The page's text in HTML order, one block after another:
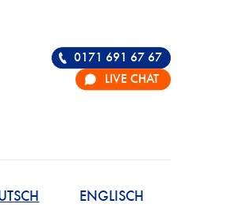
ENGLISCH
0171 691 67 67
LIVE CHAT